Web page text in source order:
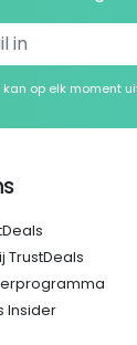
kan op elk moment
TrustDeals
Insider